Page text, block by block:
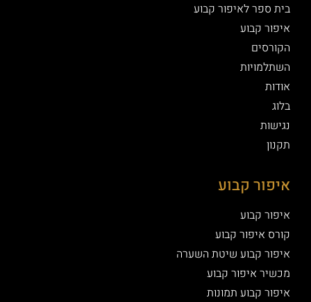
בית ספר לאיפור קבוע
איפור קבוע
הקורסים
השתלמויות
אודות
בלוג
נגישות
תקנון
איפור קבוע
איפור קבוע
קורס איפור קבוע
איפור קבוע שיטת השערה
מכשיר איפור קבוע
איפור קבוע תמונות